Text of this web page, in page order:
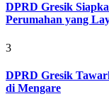
DPRD Gresik
Perumahan yang
3
DPRD Gresik
di Mengare